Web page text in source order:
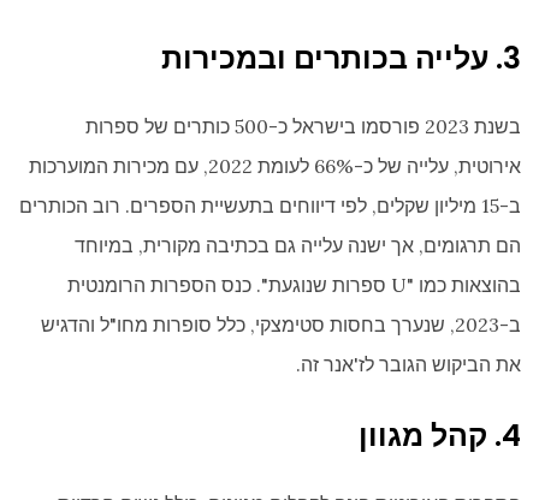
3. עלייה בכותרים ובמכירות
בשנת 2023 פורסמו בישראל כ-500 כותרים של ספרות
אירוטית, עלייה של כ-66% לעומת 2022, עם מכירות המוערכות
ב-15 מיליון שקלים, לפי דיווחים בתעשיית הספרים. רוב הכותרים
הם תרגומים, אך ישנה עלייה גם בכתיבה מקורית, במיוחד
בהוצאות כמו "U ספרות שנוגעת". כנס הספרות הרומנטית
ב-2023, שנערך בחסות סטימצקי, כלל סופרות מחו"ל והדגיש
את הביקוש הגובר לז'אנר זה.
4. קהל מגוון